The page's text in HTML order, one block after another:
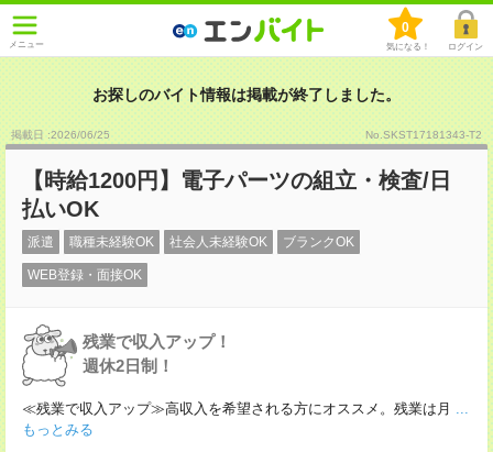
メニュー
0
気になる！ ログイン
お探しのバイト情報は掲載が終了しました。
掲載日 :2026/06/25 No.SKST17181343-T2
【時給1200円】電子パーツの組立・検査/日
払いOK
派遣 職種未経験OK 社会人未経験OK ブランクOK
WEB登録・面接OK
残業で収入アップ！
週休2日制！
≪残業で収入アップ≫高収入を希望される方にオススメ。残業は月 ...
もっとみる